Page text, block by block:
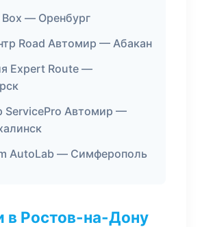
— Оренбург
Road Автомир — Абакан
Expert Route —
ServicePro Автомир —
AutoLab — Симферополь
в Ростов-на-Дону